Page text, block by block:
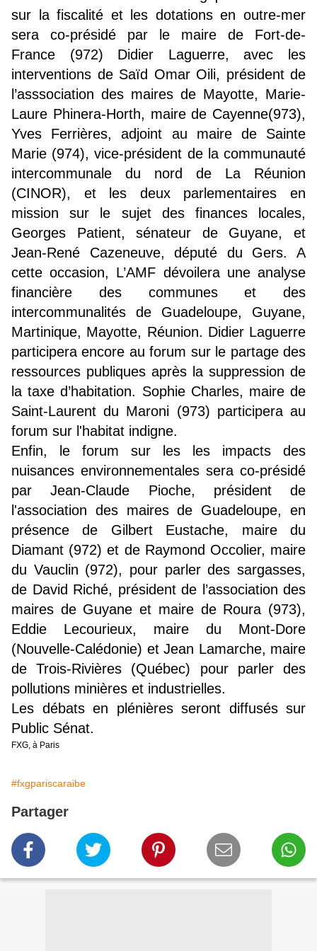
sur la fiscalité et les dotations en outre-mer
sera co-présidé par le maire de Fort-de-
France (972) Didier Laguerre, avec les
interventions de Saïd Omar Oili, président de
l’asssociation des maires de Mayotte, Marie-
Laure Phinera-Horth, maire de Cayenne(973),
Yves Ferrières, adjoint au maire de Sainte
Marie (974), vice-président de la communauté
intercommunale du nord de La Réunion
(CINOR), et les deux parlementaires en
mission sur le sujet des finances locales,
Georges Patient, sénateur de Guyane, et
Jean-René Cazeneuve, député du Gers. A
cette occasion, L’AMF dévoilera une analyse
financière des communes et des
intercommunalités de Guadeloupe, Guyane,
Martinique, Mayotte, Réunion. Didier Laguerre
participera encore au forum sur le partage des
ressources publiques après la suppression de
la taxe d’habitation. Sophie Charles, maire de
Saint-Laurent du Maroni (973) participera au
forum sur l'habitat indigne.
Enfin, le forum sur les les impacts des
nuisances environnementales sera co-présidé
par Jean-Claude Pioche, président de
l'association des maires de Guadeloupe, en
présence de Gilbert Eustache, maire du
Diamant (972) et de Raymond Occolier, maire
du Vauclin (972), pour parler des sargasses,
de David Riché, président de l’association des
maires de Guyane et maire de Roura (973),
Eddie Lecourieux, maire du Mont-Dore
(Nouvelle-Calédonie) et Jean Lamarche, maire
de Trois-Rivières (Québec) pour parler des
pollutions minières et industrielles.
Les débats en plénières seront diffusés sur
Public Sénat.
FXG, à Paris
#fxgpariscaraibe
Partager